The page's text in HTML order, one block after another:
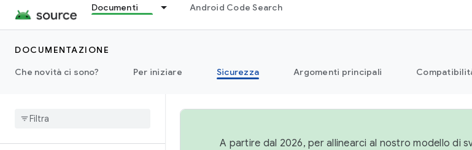
Documenti Android Code Search
DOCUMENTAZIONE
Che novità ci sono?
Per iniziare Sicurezza Argomenti principali
A partire dal 2026, per allinearci al nostro modello di